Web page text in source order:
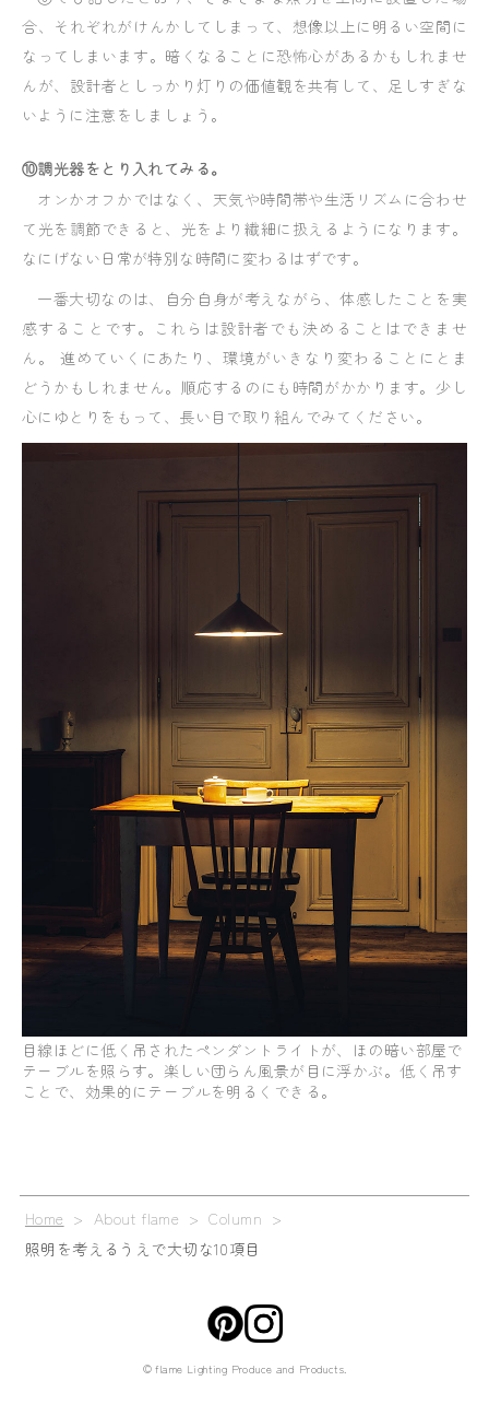
合、それぞれがけんかしてしまって、想像以上に明るい空間に
なってしまいます。暗くなることに恐怖心があるかもしれませ
んが、設計者としっかり灯りの価値観を共有して、足しすぎな
いように注意をしましょう。
⑩調光器をとり入れてみる。
オンかオフかではなく、天気や時間帯や生活リズムに合わせ
て光を調節できると、光をより繊細に扱えるようになります。
なにげない日常が特別な時間に変わるはずです。
一番大切なのは、自分自身が考えながら、体感したことを実
感することです。これらは設計者でも決めることはできませ
ん。 進めていくにあたり、環境がいきなり変わることにとま
どうかもしれません。順応するのにも時間がかかります。少し
心にゆとりをもって、長い目で取り組んでみてください。
目線ほどに低く吊されたペンダントライトが、ほの暗い部屋で
テーブルを照らす。楽しい団らん風景が目に浮かぶ。低く吊す
ことで、効果的にテーブルを明るくできる。
Home > About flame > Column >
照明を考えるうえで大切な10項目
© flame Lighting Produce and Products.